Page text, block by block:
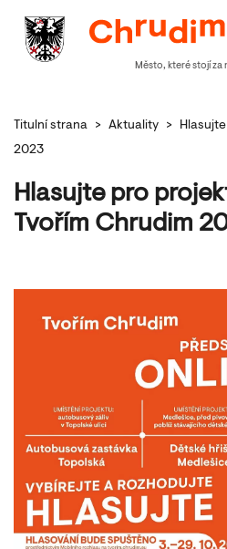
Město, které stojí za
Titulní strana > Aktuality >
2023
Hlasujte pro
Tvořím Chrudim